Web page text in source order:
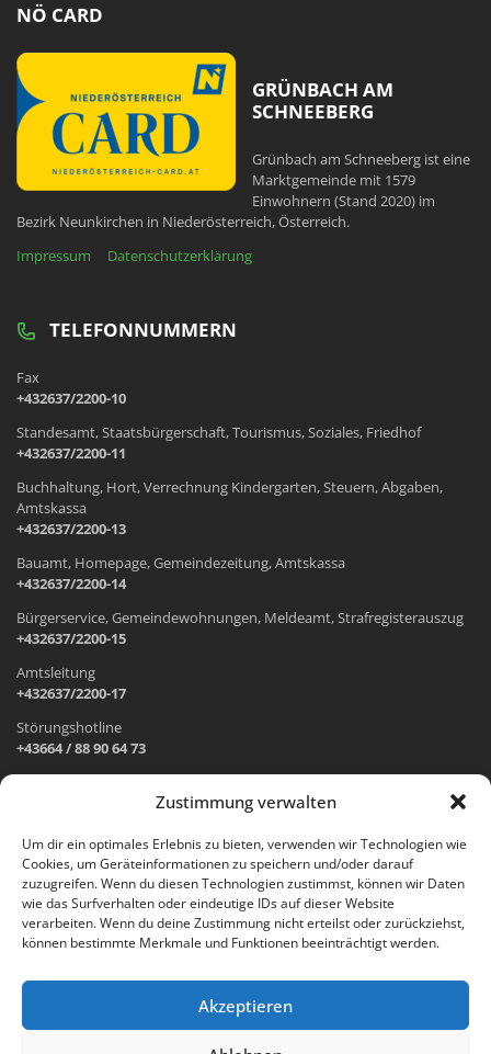
Zustimmung verwalten
Um dir ein optimales Erlebnis zu bieten, verwenden wir Technologien wie
Cookies, um Geräteinformationen zu speichern und/oder darauf
zuzugreifen. Wenn du diesen Technologien zustimmst, können wir Daten
wie das Surfverhalten oder eindeutige IDs auf dieser Website
verarbeiten. Wenn du deine Zustimmung nicht erteilst oder zurückziehst,
können bestimmte Merkmale und Funktionen beeinträchtigt werden.
Akzeptieren
NÖ CARD
GRÜNBACH AM
SCHNEEBERG
Grünbach am Schneeberg ist eine
Marktgemeinde mit 1579
Einwohnern (Stand 2020) im
Bezirk Neunkirchen in Niederösterreich, Österreich.
Impressum
Datenschutzerklärung
TELEFONNUMMERN
Fax
+432637/2200-10
Standesamt, Staatsbürgerschaft, Tourismus, Soziales, Friedhof
+432637/2200-11
Buchhaltung, Hort, Verrechnung Kindergarten, Steuern, Abgaben,
Amtskassa
+432637/2200-13
Bauamt, Homepage, Gemeindezeitung, Amtskassa
+432637/2200-14
Bürgerservice, Gemeindewohnungen, Meldeamt, Strafregisterauszug
+432637/2200-15
Amtsleitung
+432637/2200-17
Störungshotline
+43664 / 88 90 64 73
Wr. Neustädter Straße 1
2733 Grünbach am Schneeberg
Öffnungszeiten Gemeindeamt:
Montag: 8.00 – 12.00 Uhr und 14.00 – 18.00 Uhr
Freitag: 8.00 – 12.00 Uhr
Email: